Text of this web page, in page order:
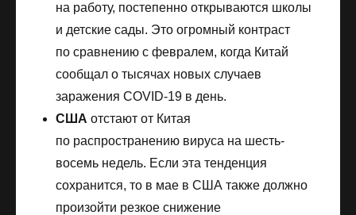
на работу, постепенно открываются школы
и детские сады. Это огромный контраст
по сравнению с февралем, когда Китай
сообщал о тысячах новых случаев
заражения COVID-19 в день.
США отстают от Китая
по распространению вируса на шесть-
восемь недель. Если эта тенденция
сохранится, то в мае в США также должно
произойти резкое снижение